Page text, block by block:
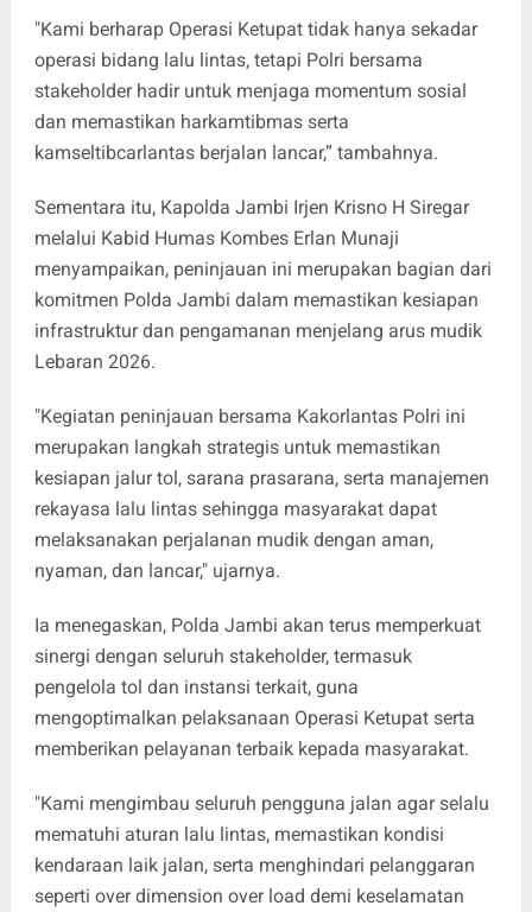
"Kami berharap Operasi Ketupat tidak hanya sekadar
operasi bidang lalu lintas, tetapi Polri bersama
stakeholder hadir untuk menjaga momentum sosial
dan memastikan harkamtibmas serta
kamseltibcarlantas berjalan lancar,” tambahnya.
Sementara itu, Kapolda Jambi Irjen Krisno H Siregar
melalui Kabid Humas Kombes Erlan Munaji
menyampaikan, peninjauan ini merupakan bagian dari
komitmen Polda Jambi dalam memastikan kesiapan
infrastruktur dan pengamanan menjelang arus mudik
Lebaran 2026.
"Kegiatan peninjauan bersama Kakorlantas Polri ini
merupakan langkah strategis untuk memastikan
kesiapan jalur tol, sarana prasarana, serta manajemen
rekayasa lalu lintas sehingga masyarakat dapat
melaksanakan perjalanan mudik dengan aman,
nyaman, dan lancar," ujarnya.
Ia menegaskan, Polda Jambi akan terus memperkuat
sinergi dengan seluruh stakeholder, termasuk
pengelola tol dan instansi terkait, guna
mengoptimalkan pelaksanaan Operasi Ketupat serta
memberikan pelayanan terbaik kepada masyarakat.
"Kami mengimbau seluruh pengguna jalan agar selalu
mematuhi aturan lalu lintas, memastikan kondisi
kendaraan laik jalan, serta menghindari pelanggaran
seperti over dimension over load demi keselamatan